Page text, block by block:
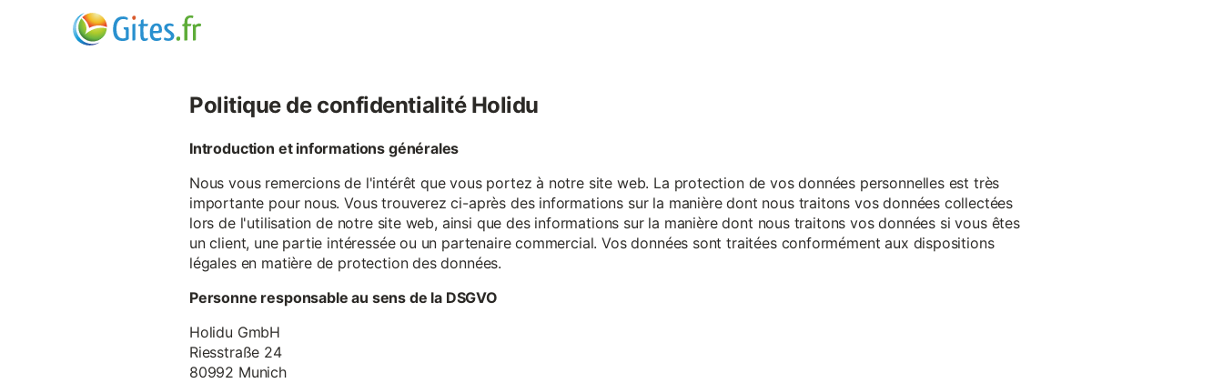
Politique de confidentialité Holidu
Introduction et informations générales
Nous vous remercions de l'intérêt que vous portez à notre site web. La protection de vos données personnelles est très
importante pour nous. Vous trouverez ci-après des informations sur la manière dont nous traitons vos données collectées
lors de l'utilisation de notre site web, ainsi que des informations sur la manière dont nous traitons vos données si vous êtes
un client, une partie intéressée ou un partenaire commercial. Vos données sont traitées conformément aux dispositions
légales en matière de protection des données.
Personne responsable au sens de la DSGVO
Holidu GmbH
Riesstraße 24
80992 Munich